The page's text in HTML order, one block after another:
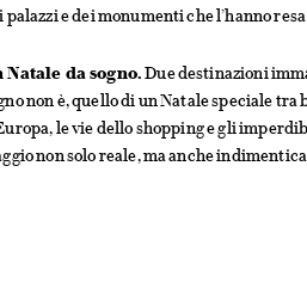
palazzi e dei monumenti che l’hanno
Natale da sogno.Due destinazioni
non è, quello di un Natale speciale
le vie dello shopping e gli
non solo reale, ma anche